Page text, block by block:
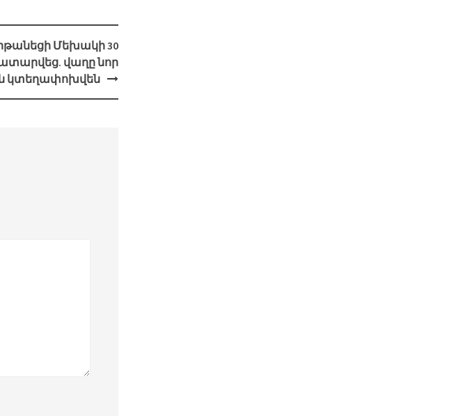
Մեխակի 30
վաղը նոր
կտեղափոխվեն